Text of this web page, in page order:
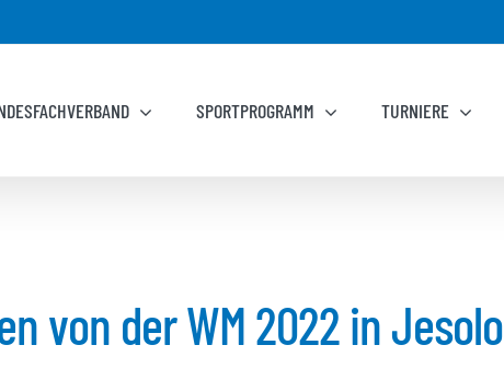
SPORTPROGRAMM TURNIERE
von der WM 2022 in Jesolo